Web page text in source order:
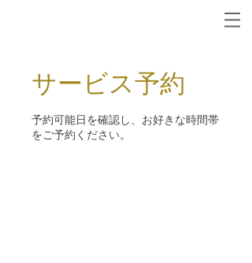
サービス予約
予約可能日を確認し、お好きな時間帯
をご予約ください。